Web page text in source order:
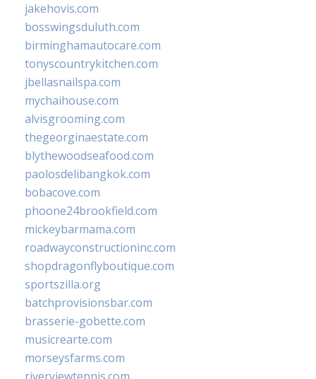
jakehovis.com
bosswingsduluth.com
birminghamautocare.com
tonyscountrykitchen.com
jbellasnailspa.com
mychaihouse.com
alvisgrooming.com
thegeorginaestate.com
blythewoodseafood.com
paolosdelibangkok.com
bobacove.com
phoone24brookfield.com
mickeybarmama.com
roadwayconstructioninc.com
shopdragonflyboutique.com
sportszilla.org
batchprovisionsbar.com
brasserie-gobette.com
musicrearte.com
morseysfarms.com